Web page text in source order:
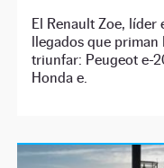
El Renault Zoe, líder
llegados que
triunfar: Peugeot e-
Honda e.